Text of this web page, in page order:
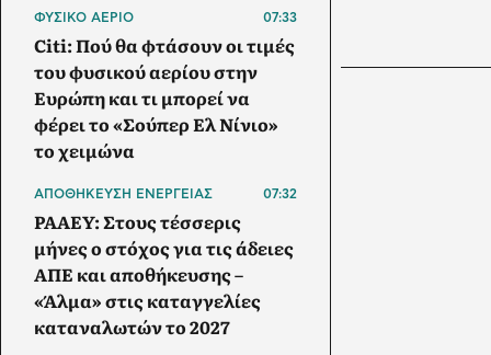
ΦΥΣΙΚΟ ΑΕΡΙΟ 07:33
Citi: Πού θα φτάσουν οι τιμές
του φυσικού αερίου στην
Ευρώπη και τι μπορεί να
φέρει το «Σούπερ Ελ Νίνιο»
το χειμώνα
ΑΠΟΘΗΚΕΥΣΗ ΕΝΕΡΓΕΙΑΣ 07:32
ΡΑΑΕΥ: Στους τέσσερις
μήνες ο στόχος για τις άδειες
ΑΠΕ και αποθήκευσης –
«Άλμα» στις καταγγελίες
καταναλωτών το 2027